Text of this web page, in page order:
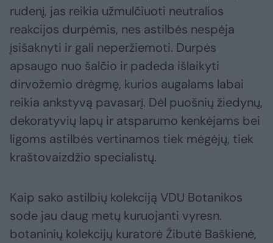
rudenį, jas reikia užmulčiuoti neutralios
reakcijos durpėmis, nes astilbės nespėja
įsišaknyti ir gali neperžiemoti. Durpės
apsaugo nuo šalčio ir padeda išlaikyti
dirvožemio drėgmę, kurios augalams labai
reikia ankstyvą pavasarį. Dėl puošnių žiedynų,
dekoratyvių lapų ir atsparumo kenkėjams bei
ligoms astilbės vertinamos tiek mėgėjų, tiek
kraštovaizdžio specialistų.
Kaip sako astilbių kolekciją VDU Botanikos
sode jau daug metų kuruojanti vyresn.
botaninių kolekcijų kuratorė Žibutė Baškienė,